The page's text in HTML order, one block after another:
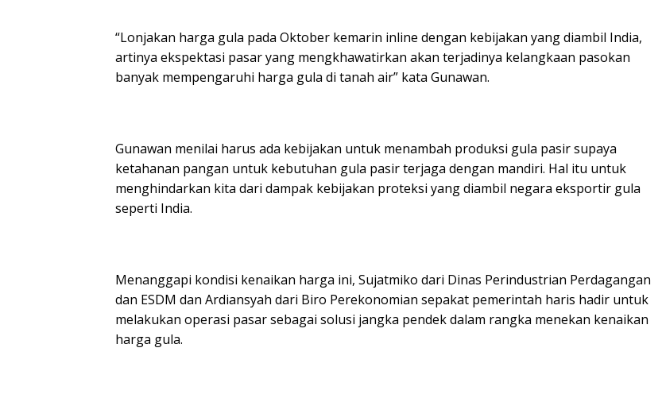
“Lonjakan harga gula pada Oktober kemarin inline dengan kebijakan yang diambil India,
artinya ekspektasi pasar yang mengkhawatirkan akan terjadinya kelangkaan pasokan
banyak mempengaruhi harga gula di tanah air” kata Gunawan.
Gunawan menilai harus ada kebijakan untuk menambah produksi gula pasir supaya
ketahanan pangan untuk kebutuhan gula pasir terjaga dengan mandiri. Hal itu untuk
menghindarkan kita dari dampak kebijakan proteksi yang diambil negara eksportir gula
seperti India.
Menanggapi kondisi kenaikan harga ini, Sujatmiko dari Dinas Perindustrian Perdagangan
dan ESDM dan Ardiansyah dari Biro Perekonomian sepakat pemerintah haris hadir untuk
melakukan operasi pasar sebagai solusi jangka pendek dalam rangka menekan kenaikan
harga gula.